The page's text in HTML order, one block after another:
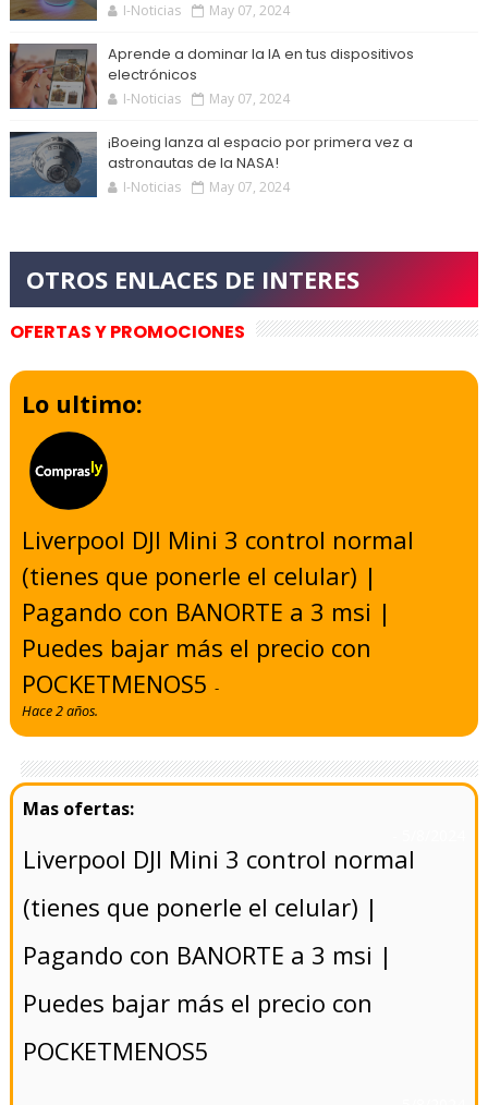
I-Noticias May 07, 2024
Aprende a dominar la IA en tus dispositivos
electrónicos
I-Noticias May 07, 2024
¡Boeing lanza al espacio por primera vez a
astronautas de la NASA!
I-Noticias May 07, 2024
OFERTAS Y PROMOCIONES
Lo ultimo:
Liverpool DJI Mini 3 control normal
(tienes que ponerle el celular) |
Pagando con BANORTE a 3 msi |
Puedes bajar más el precio con
POCKETMENOS5-
Hace 2 años.
Liverpool DJI Mini 3 control normal
(tienes que ponerle el celular) |
Pagando con BANORTE a 3 msi |
Puedes bajar más el precio con
POCKETMENOS5